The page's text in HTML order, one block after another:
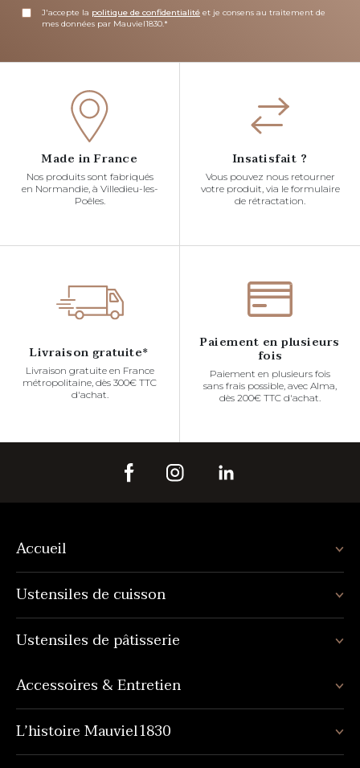
J'accepte la politique de confidentialité et je consens au traitement de
mes données par Mauviel1830.*
Made in France
Nos produits sont fabriqués
en Normandie, à Villedieu-les-
Poêles.
Insatisfait ?
Vous pouvez nous retourner
votre produit, via le formulaire
de rétractation.
Livraison gratuite*
Livraison gratuite en France
métropolitaine, dès 300€ TTC
d'achat.
Paiement en plusieurs
fois
Paiement en plusieurs fois
sans frais possible, avec Alma,
dès 200€ TTC d'achat.
Accueil
Ustensiles de cuisson
Ustensiles de pâtisserie
Accessoires & Entretien
L’histoire Mauviel1830